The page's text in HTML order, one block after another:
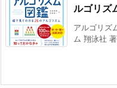
ルゴリズ
アルゴリズ
ム 翔泳社